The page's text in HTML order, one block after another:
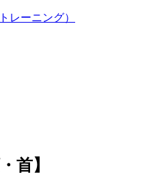
レーニング）
首】